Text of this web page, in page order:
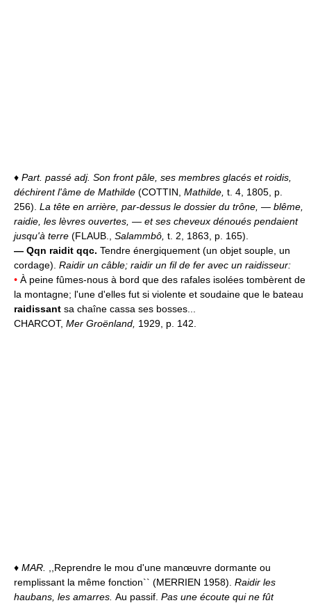
♦ Part. passé adj. Son front pâle, ses membres glacés et roidis,
déchirent l'âme de Mathilde (COTTIN, Mathilde, t. 4, 1805, p.
256). La tête en arrière, par-dessus le dossier du trône, — blême,
raidie, les lèvres ouvertes, — et ses cheveux dénoués pendaient
jusqu'à terre (FLAUB., Salammbô, t. 2, 1863, p. 165).
— Qqn raidit qqc. Tendre énergiquement (un objet souple, un
cordage). Raidir un câble; raidir un fil de fer avec un raidisseur:
• À peine fûmes-nous à bord que des rafales isolées tombèrent de
la montagne; l'une d'elles fut si violente et soudaine que le bateau
raidissant sa chaîne cassa ses bosses...
CHARCOT, Mer Groënland, 1929, p. 142.
♦ MAR.
,,Reprendre le mou d'une manœuvre dormante ou
remplissant la même fonction`` (MERRIEN 1958). Raidir les
haubans, les amarres. Au passif. Pas une écoute qui ne fût